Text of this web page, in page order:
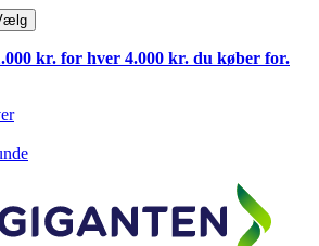
kr. for hver 4.000 kr. du køber for.